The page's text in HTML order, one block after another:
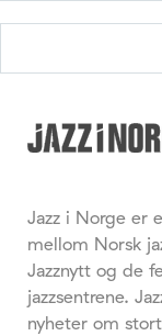
Jazz i Norge er
mellom Norsk
Jazznytt og de
jazzsentrene.
nyheter om